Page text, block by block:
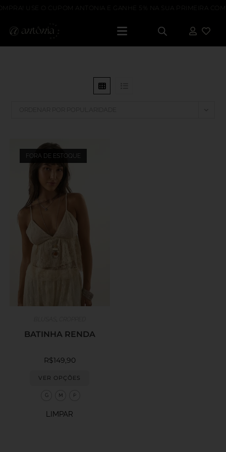
USE O CUPOM ANTONIA E GANHE 5% NA SUA PRIMEIRA
FORA DE ESTOQUE
BATINHA RENDA
R$149,90
VER OPÇÕES
G M P
LIMPAR